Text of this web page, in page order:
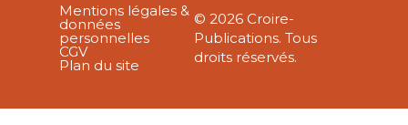
Mentions légales &
données
personnelles
CGV
Plan du site
© 2026 Croire-
Publications. Tous
droits réservés.